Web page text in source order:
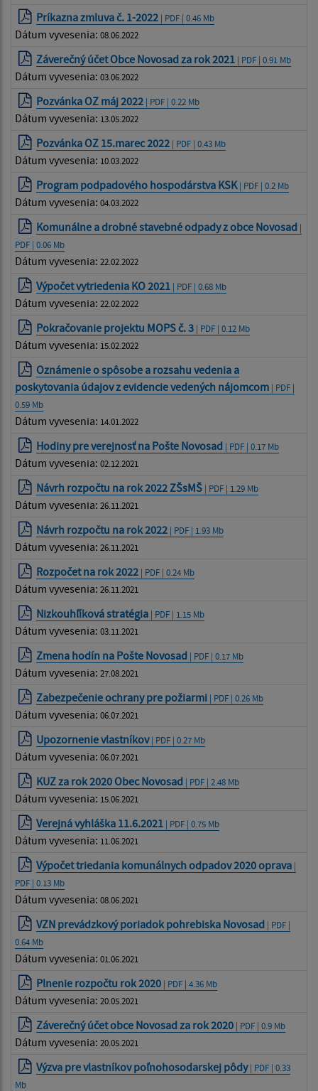
Príkazna zmluva č. 1-2022 | PDF | 0.46 Mb
Dátum vyvesenia: 08.06.2022
Záverečný účet Obce Novosad za rok 2021 | PDF | 0.91 Mb
Dátum vyvesenia: 03.06.2022
Pozvánka OZ máj 2022 | PDF | 0.22 Mb
Dátum vyvesenia: 13.05.2022
Pozvánka OZ 15.marec 2022 | PDF | 0.43 Mb
Dátum vyvesenia: 10.03.2022
Program podpadového hospodárstva KSK| PDF | 0.2 Mb
Dátum vyvesenia: 04.03.2022
Komunálne a drobné stavebné odpady z obce Novosad |
PDF | 0.06 Mb
Dátum vyvesenia: 22.02.2022
Výpočet vytriedenia KO 2021 | PDF | 0.68 Mb
Dátum vyvesenia: 22.02.2022
Pokračovanie projektu MOPS č. 3 | PDF | 0.12 Mb
Dátum vyvesenia: 15.02.2022
Oznámenie o spôsobe a rozsahu vedenia a
poskytovania údajov z evidencie vedených nájomcom | PDF |
0.59 Mb
Dátum vyvesenia: 14.01.2022
Hodiny pre verejnosť na Pošte Novosad | PDF | 0.17 Mb
Dátum vyvesenia: 02.12.2021
Návrh rozpočtu na rok 2022 ZŠsMŠ | PDF | 1.29 Mb
Dátum vyvesenia: 26.11.2021
Návrh rozpočtu na rok 2022 | PDF | 1.93 Mb
Dátum vyvesenia: 26.11.2021
Rozpočet na rok 2022 | PDF | 0.24 Mb
Dátum vyvesenia: 26.11.2021
Nizkouhľíková stratégia | PDF | 1.15 Mb
Dátum vyvesenia: 03.11.2021
Zmena hodín na Pošte Novosad | PDF | 0.17 Mb
Dátum vyvesenia: 27.08.2021
Zabezpečenie ochrany pre požiarmi | PDF | 0.26 Mb
Dátum vyvesenia: 06.07.2021
Upozornenie vlastníkov| PDF | 0.27 Mb
Dátum vyvesenia: 06.07.2021
KUZ za rok 2020 Obec Novosad | PDF | 2.48 Mb
Dátum vyvesenia: 15.06.2021
Verejná vyhláška 11.6.2021 | PDF | 0.75 Mb
Dátum vyvesenia: 11.06.2021
Výpočet triedania komunálnych odpadov 2020 oprava |
PDF | 0.13 Mb
Dátum vyvesenia: 08.06.2021
VZN prevádzkový poriadok pohrebiska Novosad | PDF |
0.64 Mb
Dátum vyvesenia: 01.06.2021
Plnenie rozpočtu rok 2020 | PDF | 4.36 Mb
Dátum vyvesenia: 20.05.2021
Záverečný účet obce Novosad za rok 2020 | PDF | 0.9 Mb
Dátum vyvesenia: 20.05.2021
Výzva pre vlastníkov poľnohosodarskej pôdy| PDF | 0.33
Mb